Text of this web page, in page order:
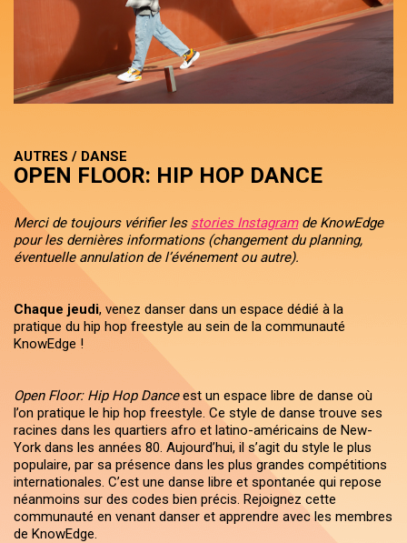
AUTRES / DANSE
OPEN FLOOR: HIP HOP DANCE
Merci de toujours vérifier les stories Instagramde KnowEdge
pour les dernières informations (changement du planning,
éventuelle annulation de l’événement ou autre).
Chaque jeudi, venez danser dans un espace dédié à la
pratique du hip hop freestyle au sein de la communauté
KnowEdge !
Open Floor: Hip Hop Danceest un espace libre de danse où
l’on pratique le hip hop freestyle. Ce style de danse trouve ses
racines dans les quartiers afro et latino-américains de New-
York dans les années 80. Aujourd’hui, il s’agit du style le plus
populaire, par sa présence dans les plus grandes compétitions
internationales. C’est une danse libre et spontanée qui repose
néanmoins sur des codes bien précis. Rejoignez cette
communauté en venant danser et apprendre avec les membres
de KnowEdge.